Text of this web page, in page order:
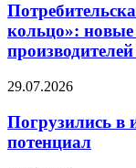
кольцо»:
29.07.2026
Погрузились в
потенциал